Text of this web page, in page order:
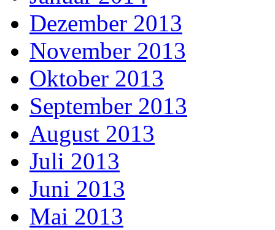
Dezember 2013
November 2013
Oktober 2013
September 2013
August 2013
Juli 2013
Juni 2013
Mai 2013